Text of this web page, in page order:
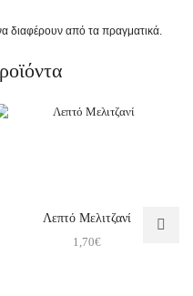
διαφέρουν από τα πραγματικά.
Λεπτό Μελιτζανί
1,70€